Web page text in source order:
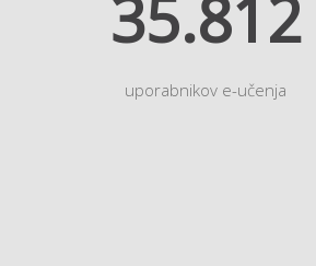
41.238
uporabnikov e-učenja